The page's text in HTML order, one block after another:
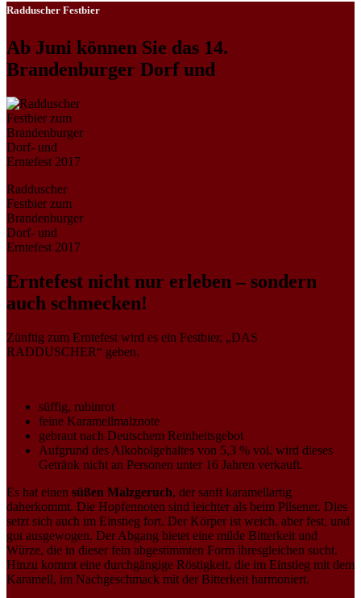
Radduscher Festbier
Ab Juni können Sie das 14.
Brandenburger Dorf und
Radduscher
Festbier zum
Brandenburger
Dorf- und
Erntefest 2017
Erntefest nicht nur erleben – sondern
auch schmecken!
Zünftig zum Erntefest wird es ein Festbier, „DAS
RADDUSCHER“ geben.
süffig, rubinrot
feine Karamellmalznote
gebraut nach Deutschem Reinheitsgebot
Aufgrund des Alkoholgehaltes von 5,3 % vol. wird dieses
Getränk nicht an Personen unter 16 Jahren verkauft.
Es hat einen süßen Malzgeruch, der sanft karamellartig
daherkommt. Die Hopfennoten sind leichter als beim Pilsener. Dies
setzt sich auch im Einstieg fort. Der Körper ist weich, aber fest, und
gut ausgewogen. Der Abgang bietet eine milde Bitterkeit und
Würze, die in dieser fein abgestimmten Form ihresgleichen sucht.
Hinzu kommt eine durchgängige Röstigkeit, die im Einstieg mit dem
Karamell, im Nachgeschmack mit der Bitterkeit harmoniert.